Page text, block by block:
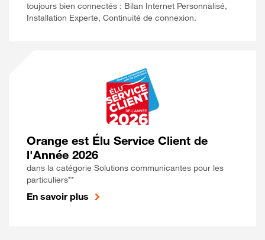
toujours bien connectés : Bilan Internet Personnalisé,
Installation Experte, Continuité de connexion.
Orange est Élu Service Client de
l'Année 2026
dans la catégorie Solutions communicantes pour les
particuliers**
En savoir plus